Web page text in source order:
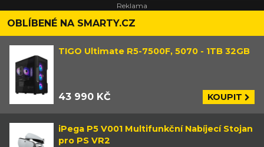
OBLÍBENÉ NA SMARTY.CZ
TIGO Ultimate R5-7500F, 5070 - 1TB 32GB
43 990 KČ KOUPIT
iPega P5 V001 Multifunkční Nabíjecí Stojan
pro PS VR2